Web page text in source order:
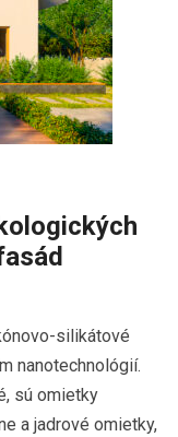
silikátové
nanotechnológií.
sú omietky
a jadrové omietky,